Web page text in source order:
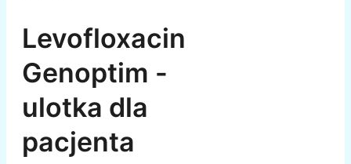
Levofloxacin
Genoptim -
ulotka dla
pacjenta